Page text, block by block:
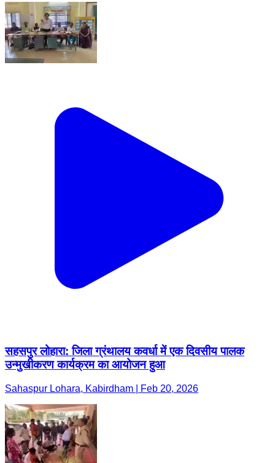
सहसपुर लोहारा: जिला ग्रंथालय कवर्धा में एक दिवसीय पालक
उन्मुखीकरण कार्यक्रम का आयोजन हुआ
Sahaspur Lohara, Kabirdham | Feb 20, 2026